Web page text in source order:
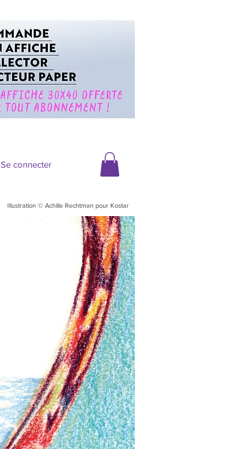
Se connecter
Illustration © Achille Rechtman pour Kostar